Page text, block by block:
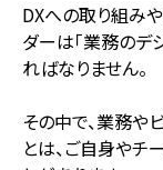
DXへの取り組み
ダーは「業務のデ
ればなりません。
その中で、業務や
とは、ご自身やチ